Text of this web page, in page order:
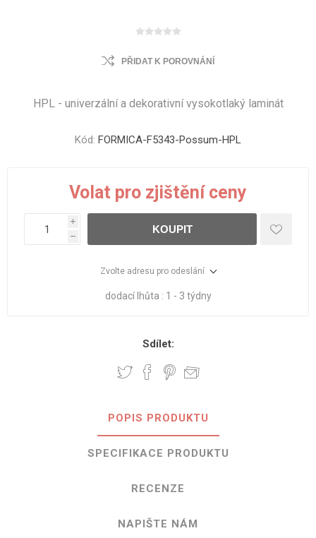
PŘIDAT K POROVNÁNÍ
HPL - univerzální a dekorativní vysokotlaký laminát
Kód: FORMICA-F5343-Possum-HPL
Volat pro zjištění ceny
i
h
KOUPIT
Zvolte adresu pro odeslání
dodací lhůta : 1 - 3 týdny
Sdílet:
POPIS PRODUKTU
SPECIFIKACE PRODUKTU
RECENZE
NAPIŠTE NÁM